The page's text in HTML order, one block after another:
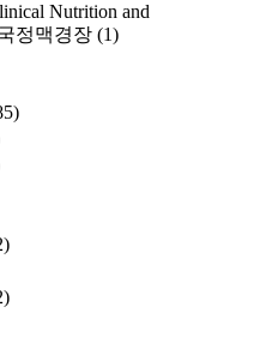
Nutrition and
정맥경장 (1)